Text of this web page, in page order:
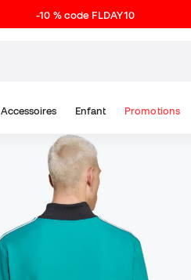
-10 % code FLDAY10
Accessoires Enfant Promotions